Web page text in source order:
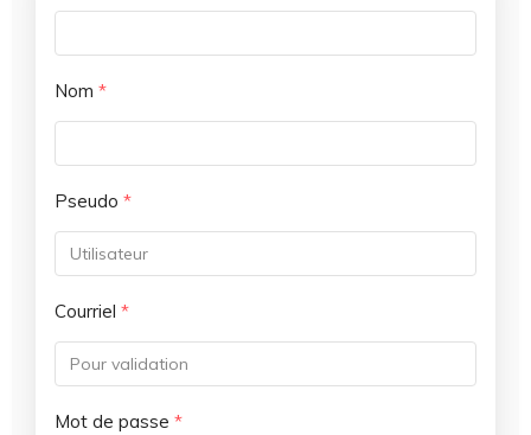
Nom *
Pseudo *
Courriel *
Mot de passe *